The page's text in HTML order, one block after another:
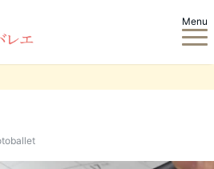
Menu